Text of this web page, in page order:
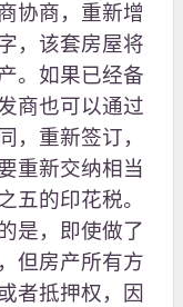
协商，重新增
，该套房屋将
。如果已经备
商也可以通过
，重新签订，
重新交纳相当
五的印花税。
是，即使做了
但房产所有方
者抵押权，因